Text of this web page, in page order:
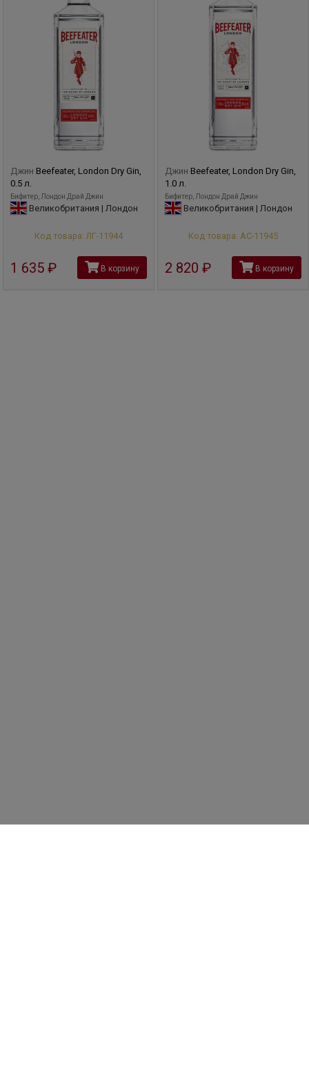
Джин Beefeater, London Dry Gin,
0.5 л.
Бифитер, Лондон Драй Джин
Великобритания | Лондон
Код товара: ЛГ-11944
1 635 руб В корзину
Джин Beefeater, London Dry Gin,
1.0 л.
Бифитер, Лондон Драй Джин
Великобритания | Лондон
Код товара: АС-11945
2 820 руб В корзину